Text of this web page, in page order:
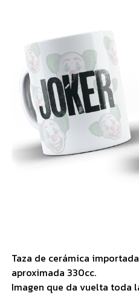
Taza de cerámica importada
aproximada 330cc.
Imagen que da vuelta toda